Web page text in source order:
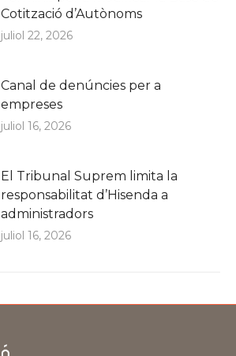
Cotització d’Autònoms
juliol 22, 2026
Canal de denúncies per a
empreses
juliol 16, 2026
El Tribunal Suprem limita la
responsabilitat d’Hisenda a
administradors
juliol 16, 2026